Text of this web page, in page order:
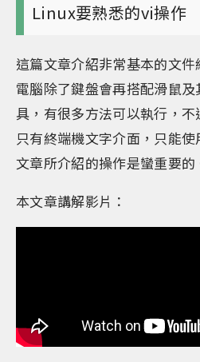
Linux要熟悉的vi操作
這篇文章介紹非常基本的文
電腦除了鍵盤會再搭配滑鼠
具，有很多方法可以執行，
只有終端機文字介面，只能
文章所介紹的操作是蠻重要的
本文章講解影片：